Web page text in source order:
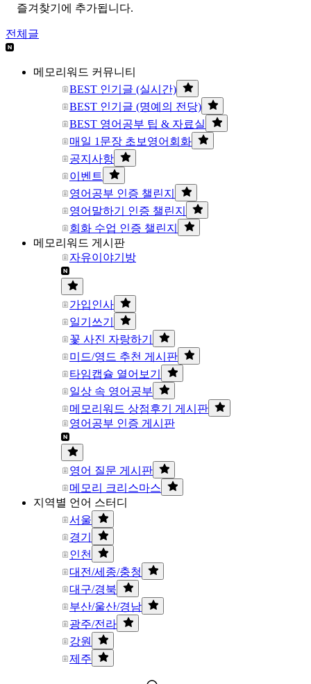
즐겨찾기에 추가됩니다.
전체글
메모리워드 커뮤니티
BEST 인기글 (실시간)
BEST 인기글 (명예의 전당)
BEST 영어공부 팁 & 자료실
매일 1문장 초보영어회화
공지사항
이벤트
영어공부 인증 챌린지
영어말하기 인증 챌린지
회화 수업 인증 챌린지
메모리워드 게시판
자유이야기방
가입인사
일기쓰기
꽃 사진 자랑하기
미드/영드 추천 게시판
타임캡슐 열어보기
일상 속 영어공부
메모리워드 상점후기 게시판
영어공부 인증 게시판
영어 질문 게시판
메모리 크리스마스
지역별 언어 스터디
서울
경기
인천
대전/세종/충청
대구/경북
부산/울산/경남
광주/전라
강원
제주